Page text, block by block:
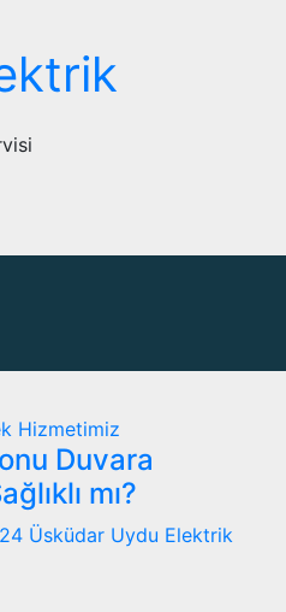
Hizmetimiz
Duvara
mı?
Üsküdar Uydu Elektrik